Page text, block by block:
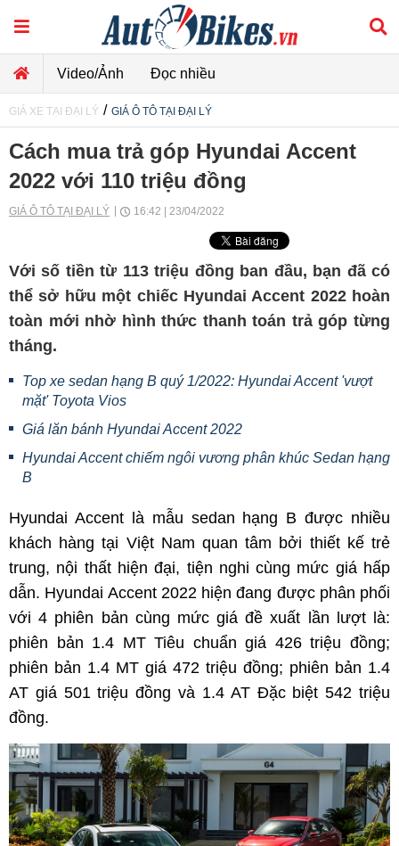
Video/Ảnh Đọc nhiều
GIÁ XE TẠI ĐẠI LÝ / GIÁ Ô TÔ TẠI ĐẠI LÝ
Cách mua trả góp Hyundai Accent
2022 với 110 triệu đồng
GIÁ Ô TÔ TẠI ĐẠI LÝ 16:42 | 23/04/2022
Với số tiền từ 113 triệu đồng ban đầu, bạn đã có
thể sở hữu một chiếc Hyundai Accent 2022 hoàn
toàn mới nhờ hình thức thanh toán trả góp từng
tháng.
Top xe sedan hạng B quý 1/2022: Hyundai Accent 'vượt
mặt' Toyota Vios
Giá lăn bánh Hyundai Accent 2022
Hyundai Accent chiếm ngôi vương phân khúc Sedan hạng
B
Hyundai Accent là mẫu sedan hạng B được nhiều
khách hàng tại Việt Nam quan tâm bởi thiết kế trẻ
trung, nội thất hiện đại, tiện nghi cùng mức giá hấp
dẫn. Hyundai Accent 2022 hiện đang được phân phối
với 4 phiên bản cùng mức giá đề xuất lần lượt là:
phiên bản 1.4 MT Tiêu chuẩn giá 426 triệu đồng;
phiên bản 1.4 MT giá 472 triệu đồng; phiên bản 1.4
AT giá 501 triệu đồng và 1.4 AT Đặc biệt 542 triệu
đồng.